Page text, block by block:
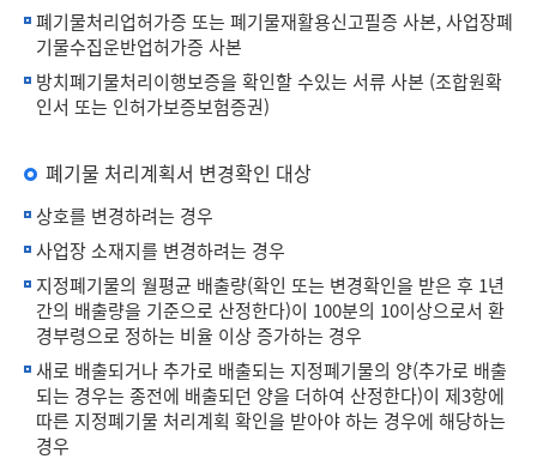
폐기물처리업허가증 또는 폐기물재활용신고필증 사본, 사업장폐
기물수집운반업허가증 사본
방치폐기물처리이행보증을 확인할 수있는 서류 사본 (조합원확
인서 또는 인허가보증보험증권)
폐기물 처리계획서 변경확인 대상
상호를 변경하려는 경우
사업장 소재지를 변경하려는 경우
지정폐기물의 월평균 배출량(확인 또는 변경확인을 받은 후 1년
간의 배출량을 기준으로 산정한다)이 100분의 10이상으로서 환
경부령으로 정하는 비율 이상 증가하는 경우
새로 배출되거나 추가로 배출되는 지정폐기물의 양(추가로 배출
되는 경우는 종전에 배출되던 양을 더하여 산정한다)이 제3항에
따른 지정폐기물 처리계획 확인을 받아야 하는 경우에 해당하는
경우